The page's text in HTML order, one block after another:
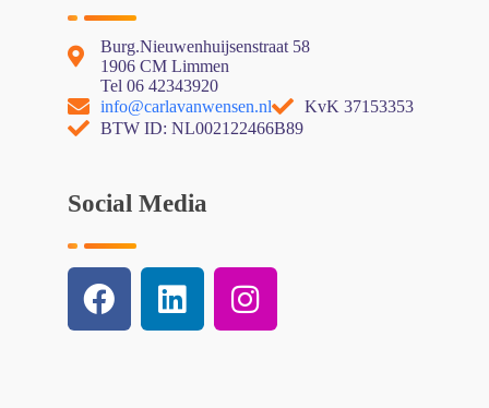
Burg.Nieuwenhuijsenstraat 58
1906 CM Limmen
Tel 06 42343920
info@carlavanwensen.nl
KvK 37153353
BTW ID: NL002122466B89
Social Media